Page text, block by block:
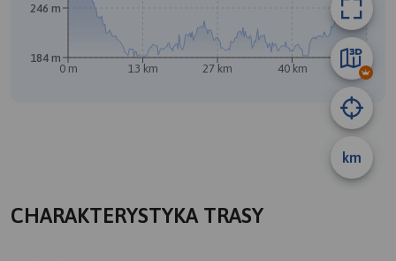
km
0 m 13 km 27 km 40 km 54 km
184 m
246 m
CHARAKTERYSTYKA TRASY